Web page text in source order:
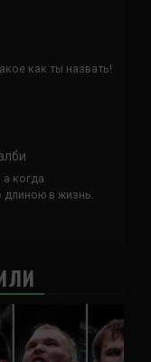
как ты назвать!
а когда
длиною в жизнь.